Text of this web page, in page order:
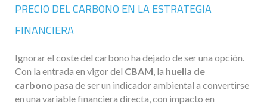
PRECIO DEL CARBONO EN LA ESTRATEGIA
FINANCIERA
Ignorar el coste del carbono ha dejado de ser una opción.
Con la entrada en vigor del CBAM, la huella de
carbono pasa de ser un indicador ambiental a convertirse
en una variable financiera directa, con impacto en